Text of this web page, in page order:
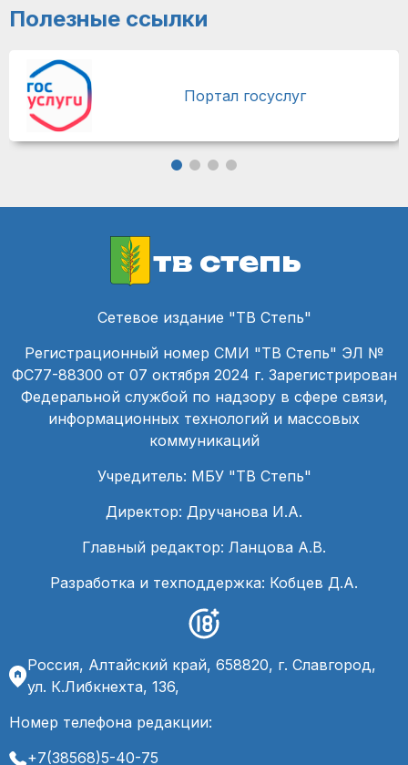
Полезные ссылки
Портал госуслуг
тв степь
Сетевое издание "ТВ Степь"
Регистрационный номер СМИ "ТВ Степь" ЭЛ №
ФС77-88300 от 07 октября 2024 г. Зарегистрирован
Федеральной службой по надзору в сфере связи,
информационных технологий и массовых
коммуникаций
Учредитель: МБУ "ТВ Степь"
Директор: Дручанова И.А.
Главный редактор: Ланцова А.В.
Разработка и техподдержка: Кобцев Д.А.
Россия, Алтайский край, 658820, г. Славгород,
ул. К.Либкнехта, 136,
Номер телефона редакции:
+7(38568)5-40-75